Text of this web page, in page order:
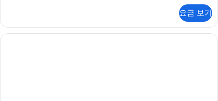
히
보
기
요금 보기